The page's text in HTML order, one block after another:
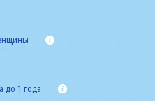
до 1 года